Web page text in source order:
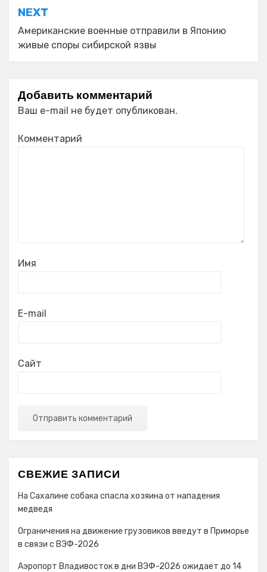
NEXT
Американские военные отправили в Японию
живые споры сибирской язвы
Добавить комментарий
Ваш e-mail не будет опубликован.
Комментарий
Имя
E-mail
Сайт
СВЕЖИЕ ЗАПИСИ
На Сахалине собака спасла хозяина от нападения
медведя
Ограничения на движение грузовиков введут в Приморье
в связи с ВЭФ-2026
Аэропорт Владивосток в дни ВЭФ-2026 ожидает до 14